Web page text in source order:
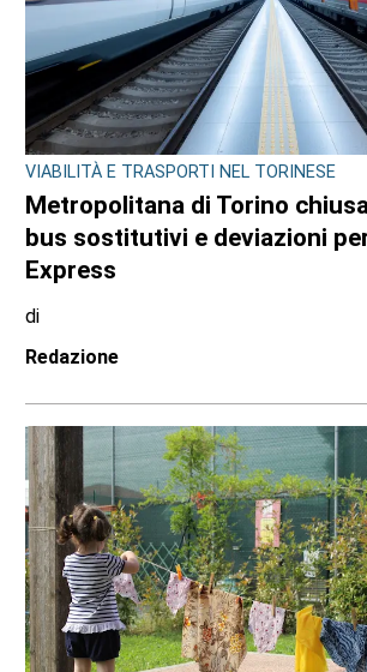
VIABILITÀ E TRASPORTI NEL TORINESE
Metropolitana di Torino
bus sostitutivi e deviazioni
Express
di
Redazione